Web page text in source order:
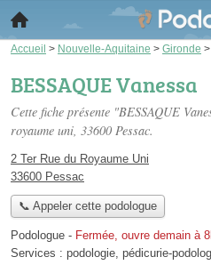
Accueil > Nouvelle-Aquitaine > Gironde >
BESSAQUE Vanessa
Cette fiche présente "BESSAQUE
royaume uni, 33600 Pessac.
2 Ter Rue du Royaume Uni
33600 Pessac
📞 Appeler cette podologue
Podologue - Fermée, ouvre demain à
Services : podologie, pédicurie-